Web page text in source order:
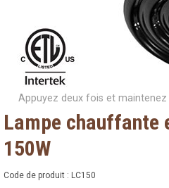
Appuyez deux fois et
Lampe chauffante
150W
Code de produit : LC150